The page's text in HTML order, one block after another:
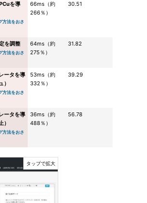
を導
方法をおさ
66ms（約
266％）
30.51
を調整
方法をおさ
64ms（約
275％）
31.82
ータを導
）
方法をおさ
53ms（約
332％）
39.29
ータを導
）
方法をおさ
36ms（約
488％）
56.78